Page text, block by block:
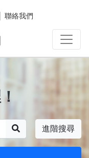
聯絡我們
進階搜尋